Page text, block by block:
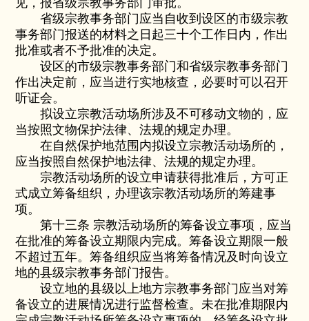
见，报省级宗教事务部门审批。
省级宗教事务部门应当自收到设区的市级宗教
事务部门报送的材料之日起三十个工作日内，作出
批准或者不予批准的决定。
设区的市级宗教事务部门和省级宗教事务部门
作出决定前，应当进行实地核查，必要时可以召开
听证会。
拟设立宗教活动场所涉及不可移动文物的，应
当按照文物保护法律、法规的规定办理。
在自然保护地范围内拟设立宗教活动场所的，
应当按照自然保护地法律、法规的规定办理。
宗教活动场所的设立申请获得批准后，方可正
式成立筹备组织，办理该宗教活动场所的筹建事
项。
第十三条 宗教活动场所的筹备设立事项，应当
在批准的筹备设立期限内完成。筹备设立期限一般
不超过五年。筹备组织应当将筹备情况及时向设立
地的县级宗教事务部门报告。
设立地的县级以上地方宗教事务部门应当对筹
备设立的进展情况进行监督检查。未在批准期限内